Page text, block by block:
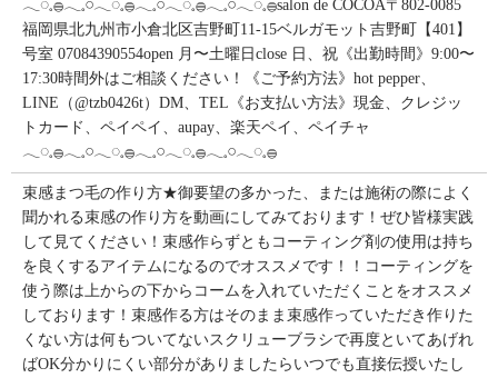
𓂃◌𓈒𓐍𓂃𓈒𓏸𓂃◌𓈒𓐍𓂃𓈒𓏸𓂃◌𓈒𓐍𓂃𓈒𓏸𓂃◌𓈒𓐍salon de COCOA〒802-0085
福岡県北九州市小倉北区吉野町11-15ベルガモット吉野町【401】
号室︎ 07084390554open 月〜土曜日close 日、祝《出勤時間》9:00〜
17:30時間外はご相談ください！《ご予約方法》hot pepper、
LINE（@tzb0426t）DM、TEL《お支払い方法》現金、クレジッ
トカード、ペイペイ、aupay、楽天ペイ、ペイチャ
𓂃◌𓈒𓐍𓂃𓈒𓏸𓂃◌𓈒𓐍𓂃𓈒𓏸𓂃◌𓈒𓐍𓂃𓈒𓏸𓂃◌𓈒𓐍
束感まつ毛の作り方★御要望の多かった、または施術の際によく
聞かれる束感の作り方を動画にしてみております！ぜひ皆様実践
して見てください！束感作らずともコーティング剤の使用は持ち
を良くするアイテムになるのでオススメです！！コーティングを
使う際は上からの下からコームを入れていただくことをオススメ
しております！束感作る方はそのまま束感作っていただき作りた
くない方は何もついてないスクリューブラシで再度といてあげれ
ばOK分かりにくい部分がありましたらいつでも直接伝授いたし